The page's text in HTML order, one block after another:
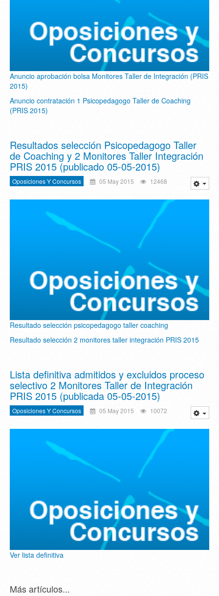
Anuncio aprobación bolsa Monitores Taller de Integración (PRIS
2015)
Anuncio contratación 1 Psicopedagogo Taller de Coaching
(PRIS 2015)
Resultados selección Psicopedagogo Taller
de Coaching y 2 Monitores Taller Integración
PRIS 2015 (publicado 05-05-2015)
Oposiciones Y Concursos 05 May 2015 12468
Resultado selección psicopedagogo taller coaching
Resultado selección 2 monitores taller integración PRIS 2015
Lista definitiva admitidos y excluidos proceso
selectivo 2 Monitores Taller de Integración
PRIS 2015 (publicada 05-05-2015)
Oposiciones Y Concursos 05 May 2015 10072
Ver lista definitiva
Más artículos...